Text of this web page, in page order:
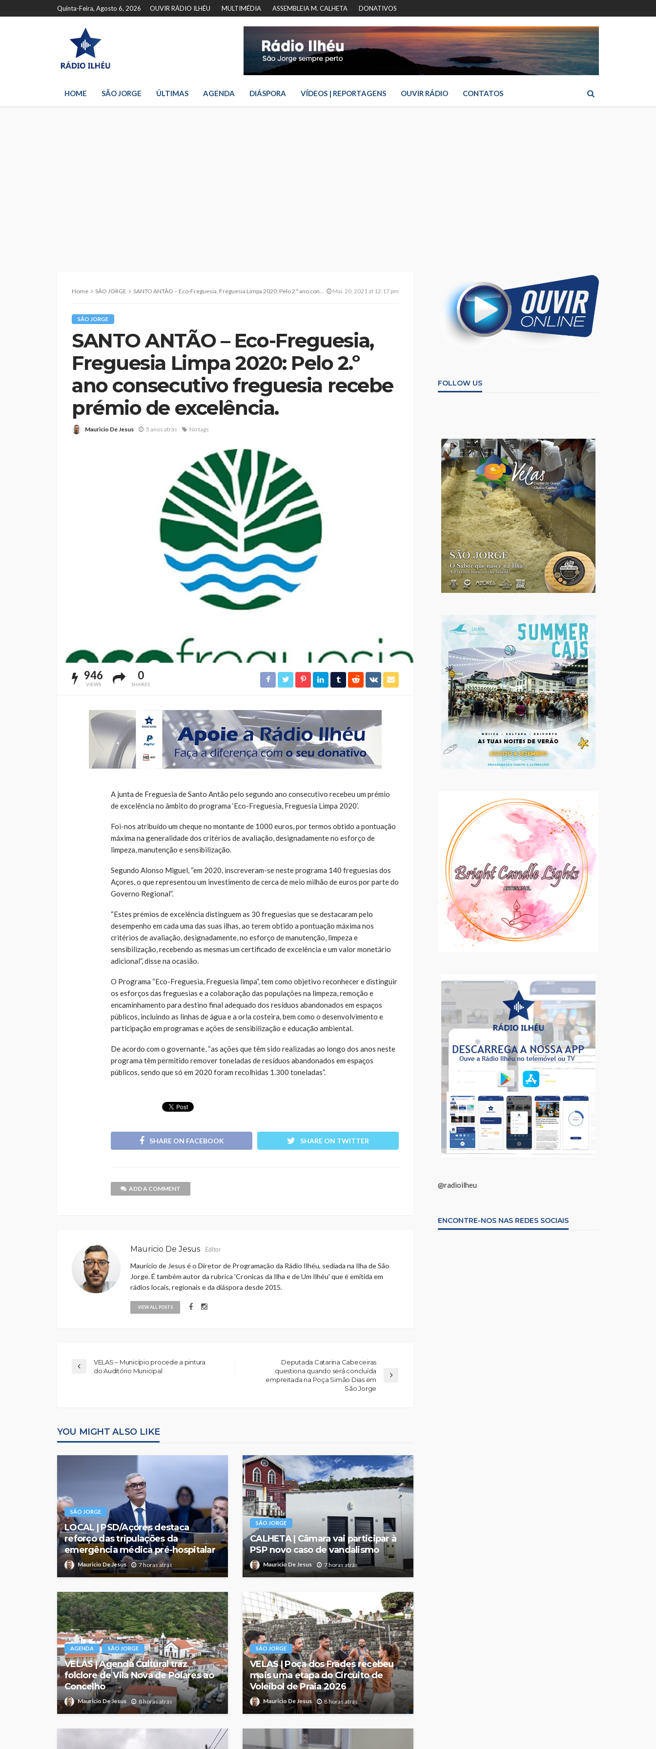
Quinta-Feira, Agosto 6, 2026 OUVIR RÁDIO ILHÉU MULTIMÉDIA ASSEMBLEIA M. CALHETA DONATIVOS
HOME SÃO JORGE ÚLTIMAS AGENDA DIÁSPORA VÍDEOS | REPORTAGENS OUVIR RÁDIO CONTATOS
Home SÃO JORGE SANTO ANTÃO – Eco-Freguesia, Freguesia Limpa 2020: Pelo 2.º ano consecutivo freguesia recebe prémio de excelência. Mai. 20, 2021 at 12:17 pm
SÃO JORGE
SANTO ANTÃO – Eco-Freguesia,
Freguesia Limpa 2020: Pelo 2.º
ano consecutivo freguesia recebe
prémio de excelência.
Mauricio De Jesus 5 anos atrás No tags
946
VIEWS
0
SHARES
A junta de Freguesia de Santo Antão pelo segundo ano consecutivo recebeu um prémio
de excelência no âmbito do programa ‘Eco-Freguesia, Freguesia Limpa 2020’.
Foi-nos atribuído um cheque no montante de 1000 euros, por termos obtido a pontuação
máxima na generalidade dos critérios de avaliação, designadamente no esforço de
limpeza, manutenção e sensibilização.
Segundo Alonso Miguel, “em 2020, inscreveram-se neste programa 140 freguesias dos
Açores, o que representou um investimento de cerca de meio milhão de euros por parte do
Governo Regional”.
“Estes prémios de excelência distinguem as 30 freguesias que se destacaram pelo
desempenho em cada uma das suas ilhas, ao terem obtido a pontuação máxima nos
critérios de avaliação, designadamente, no esforço de manutenção, limpeza e
sensibilização, recebendo as mesmas um certificado de excelência e um valor monetário
adicional”, disse na ocasião.
O Programa “Eco-Freguesia, Freguesia limpa”, tem como objetivo reconhecer e distinguir
os esforços das freguesias e a colaboração das populações na limpeza, remoção e
encaminhamento para destino final adequado dos resíduos abandonados em espaços
públicos, incluindo as linhas de água e a orla costeira, bem como o desenvolvimento e
participação em programas e ações de sensibilização e educação ambiental.
De acordo com o governante, “as ações que têm sido realizadas ao longo dos anos neste
programa têm permitido remover toneladas de resíduos abandonados em espaços
públicos, sendo que só em 2020 foram recolhidas 1.300 toneladas”.
SHARE ON FACEBOOK SHARE ON TWITTER
ADD A COMMENT
Mauricio De Jesus Editor
Maurício de Jesus é o Diretor de Programação da Rádio Ilhéu, sediada na Ilha de São
Jorge. É também autor da rubrica 'Cronicas da Ilha e de Um Ilhéu' que é emitida em
rádios locais, regionais e da diáspora desde 2015.
VIEW ALL POSTS
VELAS – Município procede a pintura
do Auditório Municipal
Deputada Catarina Cabeceiras
questiona quando será concluída
empreitada na Poça Simão Dias em
São Jorge
YOU MIGHT ALSO LIKE
SÃO JORGE
LOCAL | PSD/Açores destaca
reforço das tripulações da
emergência médica pré-hospitalar
Mauricio De Jesus 7 horas atrás
SÃO JORGE
CALHETA | Câmara vai participar à
PSP novo caso de vandalismo
Mauricio De Jesus 7 horas atrás
AGENDA SÃO JORGE
VELAS | Agenda Cultural traz
folclore de Vila Nova de Poiares ao
Concelho
Mauricio De Jesus 8 horas atrás
SÃO JORGE
VELAS | Poça dos Frades recebeu
mais uma etapa do Circuito de
Voleibol de Praia 2026
Mauricio De Jesus 8 horas atrás
FOLLOW US
@radioilheu
ENCONTRE-NOS NAS REDES SOCIAIS